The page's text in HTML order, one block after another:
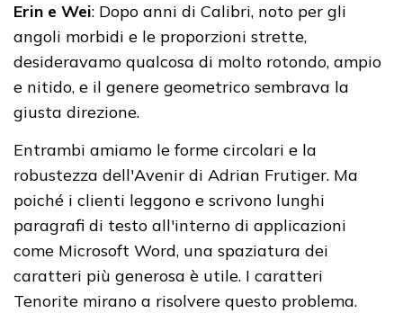
Erin e Wei: Dopo anni di Calibri, noto per gli
angoli morbidi e le proporzioni strette,
desideravamo qualcosa di molto rotondo, ampio
e nitido, e il genere geometrico sembrava la
giusta direzione.
Entrambi amiamo le forme circolari e la
robustezza dell'Avenir di Adrian Frutiger. Ma
poiché i clienti leggono e scrivono lunghi
paragrafi di testo all'interno di applicazioni
come Microsoft Word, una spaziatura dei
caratteri più generosa è utile. I caratteri
Tenorite mirano a risolvere questo problema.